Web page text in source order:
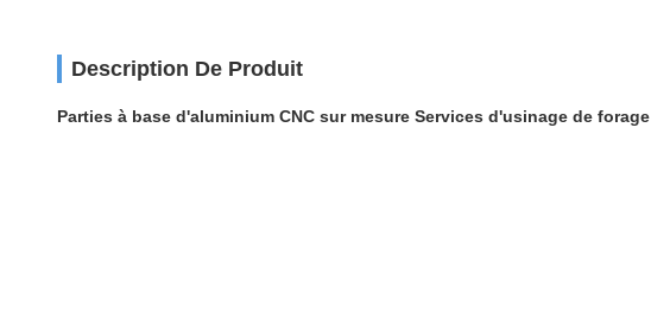
Description De Produit
Parties à base d'aluminium CNC sur mesure Services d'usinage de forage